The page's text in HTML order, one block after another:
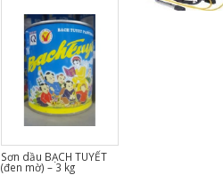
Sơn dầu BẠCH TUYẾT
(đen mờ) – 3 kg